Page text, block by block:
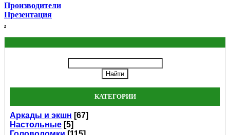
Производители
Презентация
.
КАТЕГОРИИ
Аркады и экшн [67]
Настольные [5]